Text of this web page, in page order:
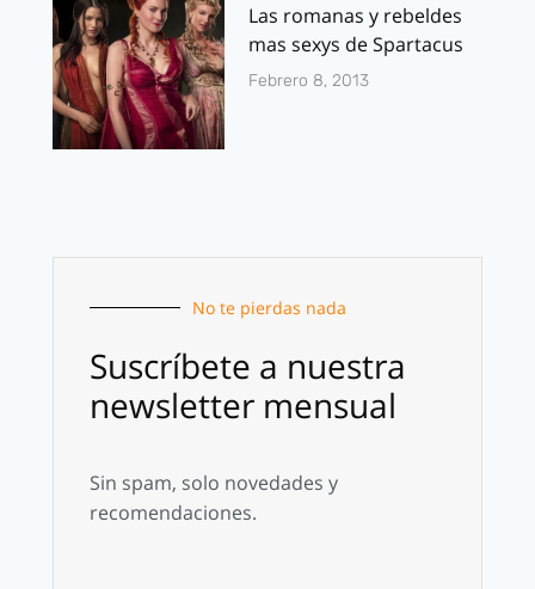
Las romanas y rebeldes
mas sexys de Spartacus
Febrero 8, 2013
No te pierdas nada
Suscríbete a nuestra
newsletter mensual
Sin spam, solo novedades y
recomendaciones.